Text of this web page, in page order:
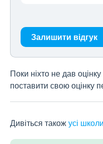
Залишити відгук
Поки ніхто не дав
поставити свою оцінку
Дивіться такожусі